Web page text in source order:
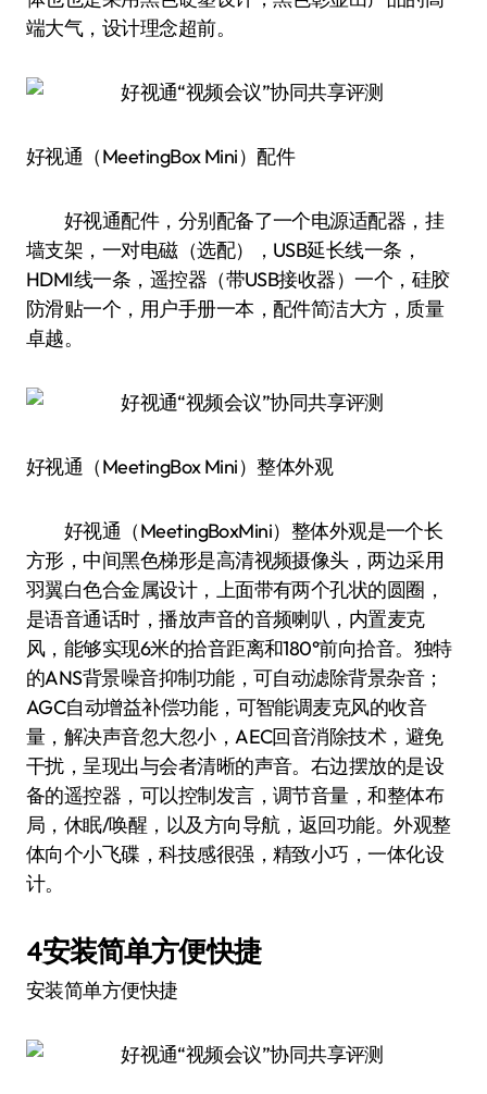
端大气，设计理念超前。
好视通（MeetingBox Mini）配件
好视通配件，分别配备了一个电源适配器，挂
墙支架，一对电磁（选配），USB延长线一条，
HDMI线一条，遥控器（带USB接收器）一个，硅胶
防滑贴一个，用户手册一本，配件简洁大方，质量
卓越。
好视通（MeetingBox Mini）整体外观
好视通（MeetingBoxMini）整体外观是一个长
方形，中间黑色梯形是高清视频摄像头，两边采用
羽翼白色合金属设计，上面带有两个孔状的圆圈，
是语音通话时，播放声音的音频喇叭，内置麦克
风，能够实现6米的拾音距离和180°前向拾音。独特
的ANS背景噪音抑制功能，可自动滤除背景杂音；
AGC自动增益补偿功能，可智能调麦克风的收音
量，解决声音忽大忽小，AEC回音消除技术，避免
干扰，呈现出与会者清晰的声音。右边摆放的是设
备的遥控器，可以控制发言，调节音量，和整体布
局，休眠/唤醒，以及方向导航，返回功能。外观整
体向个小飞碟，科技感很强，精致小巧，一体化设
计。
4安装简单方便快捷
安装简单方便快捷